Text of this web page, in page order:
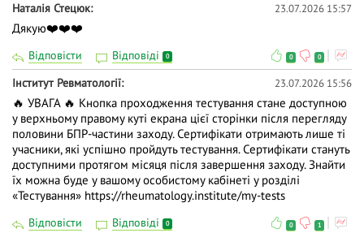
Наталія Стецюк 23.07.2026 15:57
Дякую❤️❤️❤️
Відповісти Відповіді 0 0 0
Iнститут Ревматології 23.07.2026 15:56
🔥 УВАГА 🔥 Кнопка проходження тестування стане доступною
у верхньому правому куті екрана цієї сторінки після перегляду
половини БПР-частини заходу. Сертифікати отримають лише ті
учасники, які успішно пройдуть тестування. Сертифікати стануть
доступними протягом місяця після завершення заходу. Знайти
їх можна буде у вашому особистому кабінеті у розділі
«Тестування» https://rheumatology.institute/my-tests
Відповісти Відповіді 0 0 1